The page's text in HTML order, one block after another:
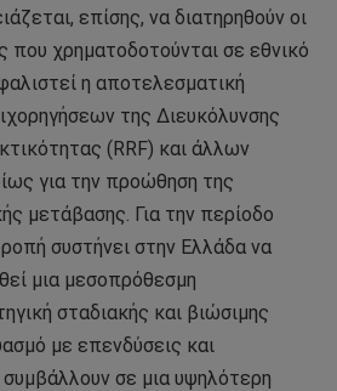
επίσης, να διατηρηθούν οι
που χρηματοδοτούνται σε εθνικό
η αποτελεσματική
της Διευκόλυνσης
(RRF) και άλλων
για την προώθηση της
μετάβασης. Για την περίοδο
συστήνει στην Ελλάδα να
μια μεσοπρόθεσμη
σταδιακής και βιώσιμης
με επενδύσεις και
σε μια υψηλότερη